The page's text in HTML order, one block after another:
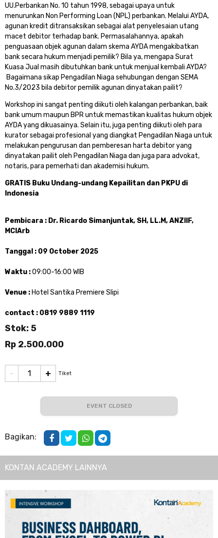
UU.Perbankan No. 10 tahun 1998, sebagai upaya untuk
menurunkan Non Performing Loan (NPL) perbankan. Melalui AYDA,
agunan kredit ditransaksikan sebagai alat penyelesaian utang
macet debitor terhadap bank. Permasalahannya, apakah
penguasaan objek agunan dalam skema AYDA mengakibatkan
bank secara hukum menjadi pemilik? Bila ya, mengapa Surat
Kuasa Jual masih dibutuhkan bank untuk menjual kembali AYDA?
Bagaimana sikap Pengadilan Niaga sehubungan dengan SEMA
No.3/2023 bila debitor pemilik agunan dinyatakan pailit?
Workshop ini sangat penting diikuti oleh kalangan perbankan, baik
bank umum maupun BPR untuk memastikan kualitas hukum objek
AYDA yang dikuasainya. Selain itu, juga penting diikuti oleh para
kurator sebagai profesional yang diangkat Pengadilan Niaga untuk
melakukan pengurusan dan pemberesan harta debitor yang
dinyatakan pailit oleh Pengadilan Niaga dan juga para advokat,
notaris, para pemerhati dan akademisi hukum.
GRATIS Buku Undang-undang Kepailitan dan PKPU di
Indonesia
Pembicara : Dr. Ricardo Simanjuntak, SH, LL.M, ANZIIF,
MCIArb
Tanggal : 09 October 2025
Waktu :09:00-16:00 WIB
Venue : Hotel Santika Premiere Slipi
contact : 0819 9889 1119
Stok: 5
Rp 2.500.000
- + Tiket
EVENT CLOSED
Bagikan:
KONTAN ACADEMY LAINNYA